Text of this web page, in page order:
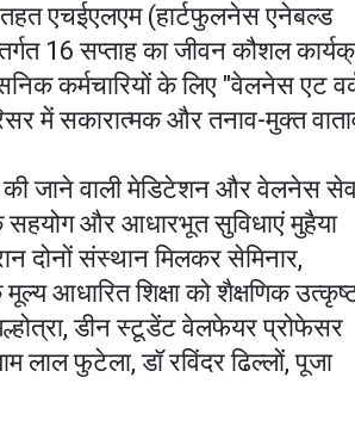
एचईएलएम (हार्टफुलनेस एनेबल्ड
16 सप्ताह का जीवन कौशल
कर्मचारियों के लिए "वेलनेस एट
में सकारात्मक और तनाव-मुक्त
जाने वाली मेडिटेशन और वेलनेस
सहयोग और आधारभूत सुविधाएं मुहैया
दोनों संस्थान मिलकर सेमिनार,
आधारित शिक्षा को शैक्षणिक
डीन स्टूडेंट वेलफेयर प्रोफेसर
लाल फुटेला, डॉ रविंदर ढिल्लों, पूजा